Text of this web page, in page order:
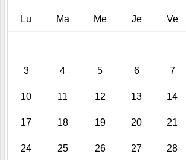
Lu Ma Me Je Ve
3 4 5 6 7
10 11 12 13 14
17 18 19 20 21
24 25 26 27 28